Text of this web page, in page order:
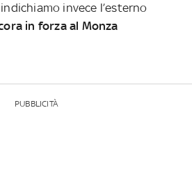
indichiamo invece l’esterno
in forza al Monza
PUBBLICITÀ